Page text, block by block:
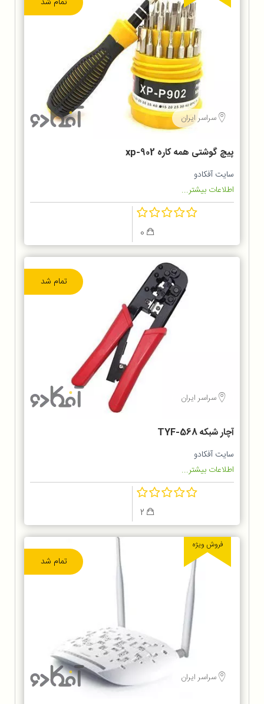
سراسر ایران
پیچ گوشتی همه کاره xp-902
سایت آفکادو
اطلاعات بیشتر...
تمام شد
سراسر ایران
آچار شبکه TYF-568
سایت آفکادو
اطلاعات بیشتر...
تمام شد
فروش ویژه
سراسر ایران